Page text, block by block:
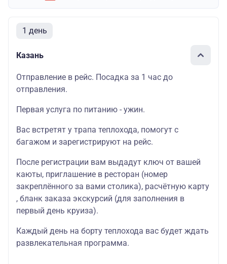
1 день
Казань
Отправление в рейс. Посадка за 1 час до
отправления.
Первая услуга по питанию - ужин.
Вас встретят у трапа теплохода, помогут с
багажом и зарегистрируют на рейс.
После регистрации вам выдадут ключ от вашей
каюты, приглашение в ресторан (номер
закреплённого за вами столика), расчётную карту
, бланк заказа экскурсий (для заполнения в
первый день круиза).
Каждый день на борту теплохода вас будет ждать
развлекательная программа.